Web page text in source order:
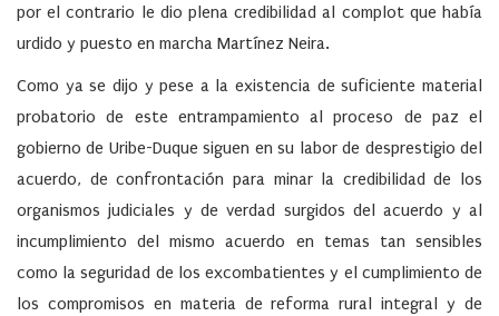
por el contrario le dio plena credibilidad al complot que había
urdido y puesto en marcha Martínez Neira.
Como ya se dijo y pese a la existencia de suficiente material
probatorio de este entrampamiento al proceso de paz el
gobierno de Uribe-Duque siguen en su labor de desprestigio del
acuerdo, de confrontación para minar la credibilidad de los
organismos judiciales y de verdad surgidos del acuerdo y al
incumplimiento del mismo acuerdo en temas tan sensibles
como la seguridad de los excombatientes y el cumplimiento de
los compromisos en materia de reforma rural integral y de